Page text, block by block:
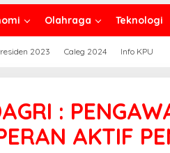
Olahraga Teknologi
2023 Caleg 2024 Info KPU
:
AKTIF